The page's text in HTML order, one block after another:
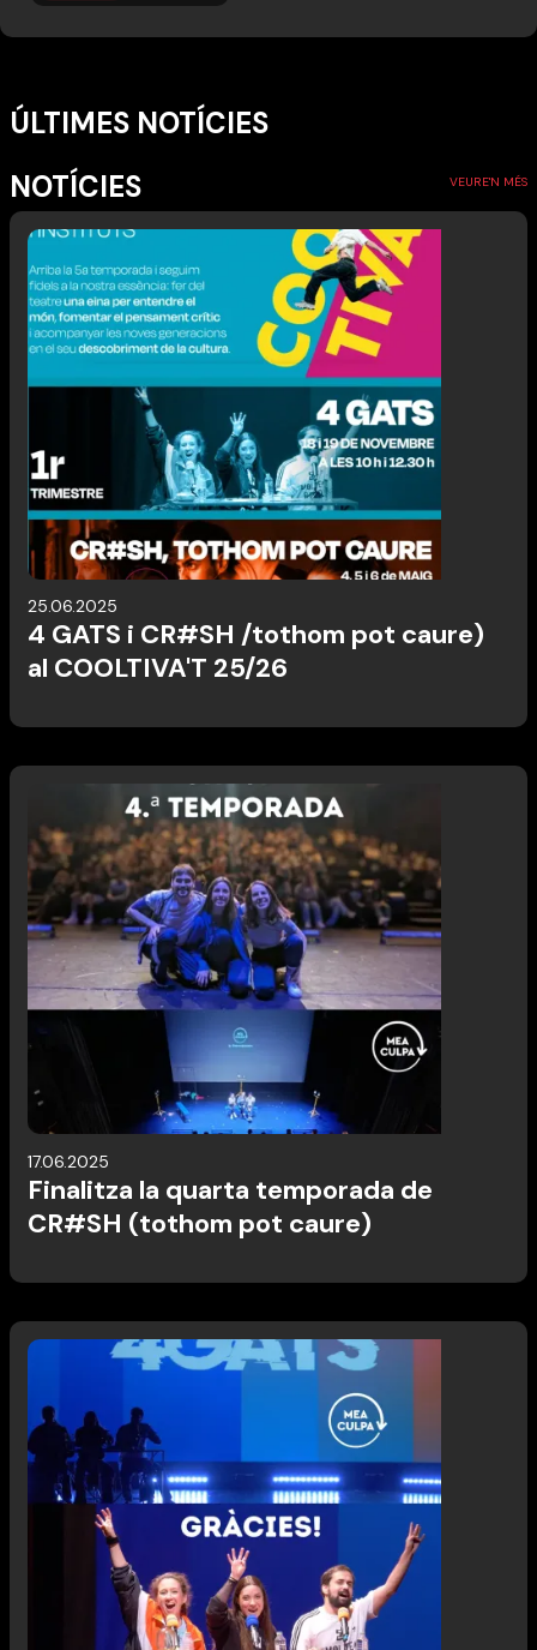
ÚLTIMES NOTÍCIES
NOTÍCIES
VEURE'N MÉS
25.06.2025
4 GATS i CR#SH /tothom pot caure)
al COOLTIVA'T 25/26
17.06.2025
Finalitza la quarta temporada de
CR#SH (tothom pot caure)